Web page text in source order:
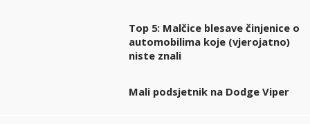
Top 5: Malčice blesave činjenice o
automobilima koje (vjerojatno)
niste znali
Mali podsjetnik na Dodge Viper